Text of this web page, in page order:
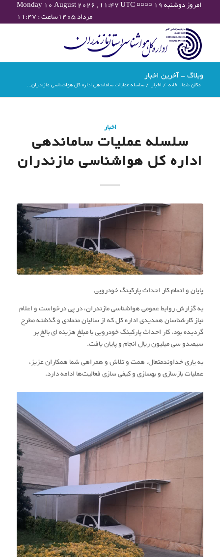
Monday 10 August 2026 , 11:47 UTC ¤¤¤¤ امروز دوشنبه ۱۹
مرداد ۱۴۰۵ساعت : ۱۱:۴۷
وبلاگ - آخرین اخبار
مکان شما: خانه / اخبار / سلسله عملیات ساماندهی اداره کل هواشناسی مازندران...
اخبار
سلسله عملیات ساماندهی
اداره کل هواشناسی مازندران
پایان و اتمام کار احداث پارکینگ خودرویی
به گزارش روابط عمومی هواشناسی مازندران، در پی درخواست و اعلام
نیاز کارشناسان همدیدی اداره کل‌ که از سالیان متمادی و گذشته مطرح
گردیده بود، کار احداث پارکینگ خودرویی با مبلغ هزینه ای بالغ بر
سیصدو سی میلیون ریال انجام و پایان یافت.
به یاری خداوندمتعال، همت و تلاش و همراهی شما همکاران عزیز،
عملیات بازسازی و بهسازی و کیفی سازی فعالیت‌ها ادامه دارد.